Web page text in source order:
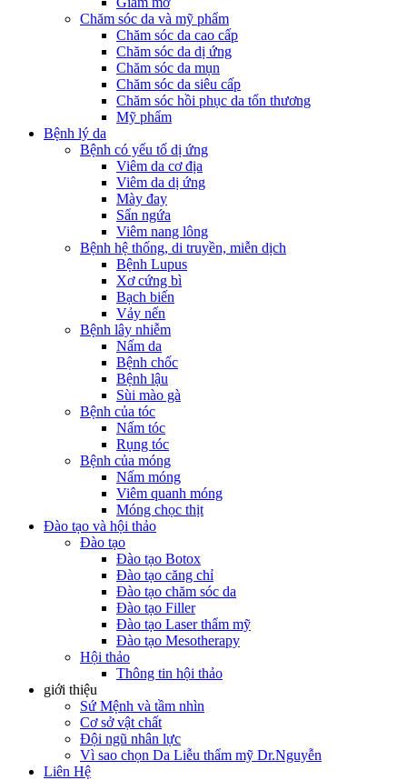
Chăm sóc da và mỹ phẩm
Chăm sóc da cao cấp
Chăm sóc da dị ứng
Chăm sóc da mụn
Chăm sóc da siêu cấp
Chăm sóc hồi phục da tổn thương
Mỹ phẩm
Bệnh lý da
Bệnh có yếu tố dị ứng
Viêm da cơ địa
Viêm da dị ứng
Mày đay
Sẩn ngứa
Viêm nang lông
Bệnh hệ thống, di truyền, miễn dịch
Bệnh Lupus
Xơ cứng bì
Bạch biến
Vảy nến
Bệnh lây nhiễm
Nấm da
Bệnh chốc
Bệnh lậu
Sùi mào gà
Bệnh của tóc
Nấm tóc
Rụng tóc
Bệnh của móng
Nấm móng
Viêm quanh móng
Móng chọc thịt
Đào tạo và hội thảo
Đào tạo
Đào tạo Botox
Đào tạo căng chỉ
Đào tạo chăm sóc da
Đào tạo Filler
Đào tạo Laser thẩm mỹ
Đào tạo Mesotherapy
Hội thảo
Thông tin hội thảo
giới thiệu
Sứ Mệnh và tầm nhìn
Cơ sở vật chất
Đội ngũ nhân lực
Vì sao chọn Da Liễu thẩm mỹ Dr.Nguyễn
Liên Hệ